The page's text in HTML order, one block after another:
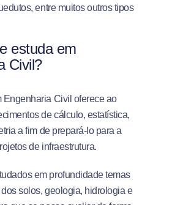
entre muitos outros tipos
estuda em
Civil?
Engenharia Civil oferece ao
de cálculo, estatística,
a fim de prepará-lo para a
de infraestrutura.
em profundidade temas
solos, geologia, hidrologia e